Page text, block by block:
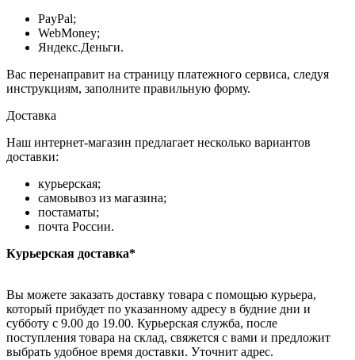
PayPal;
WebMoney;
Яндекс.Деньги.
Вас перенаправит на страницу платежного сервиса, следуя
инструкциям, заполните правильную форму.
Доставка
Наш интернет-магазин предлагает несколько вариантов
доставки:
курьерская;
самовывоз из магазина;
постаматы;
почта России.
Курьерская доставка*
Вы можете заказать доставку товара с помощью курьера,
который прибудет по указанному адресу в будние дни и
субботу с 9.00 до 19.00. Курьерская служба, после
поступления товара на склад, свяжется с вами и предложит
выбрать удобное время доставки. Уточнит адрес.